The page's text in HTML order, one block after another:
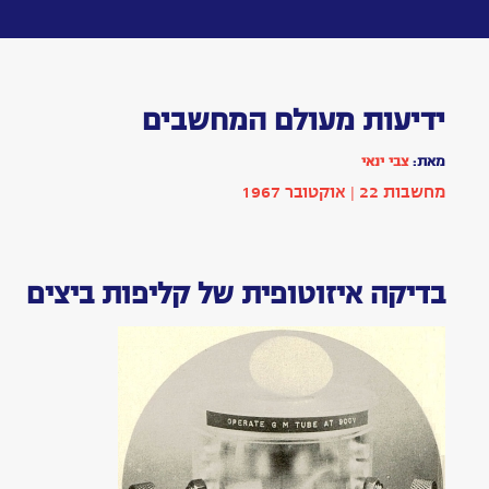
ידיעות
מעולם
המחשבים
מאת:
|
בתחום
טכנולוגיה
בשנת
1967
|
מחשבות
22:
עמ'